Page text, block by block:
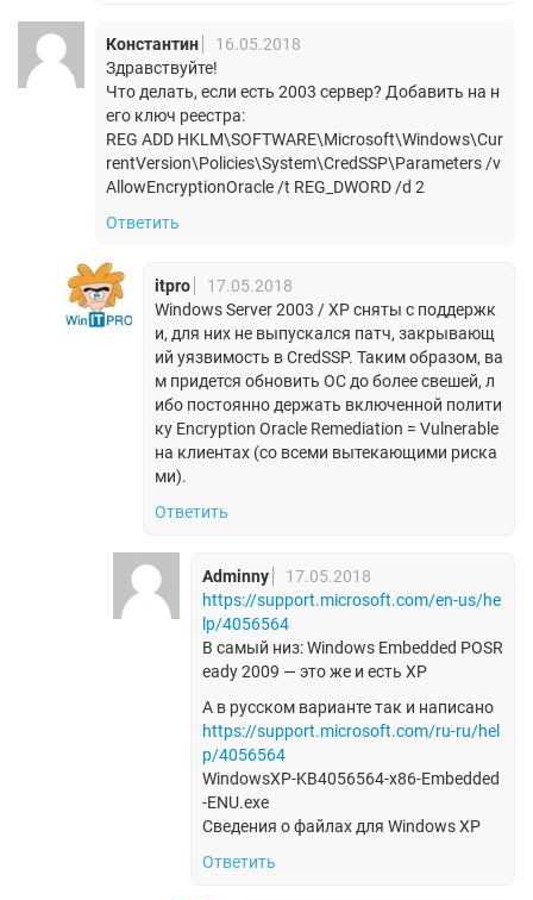
Константин
16.05.2018
Здравствуйте!
Что делать, если есть 2003 сервер? Добавить на н
его ключ реестра:
REG ADD HKLM\SOFTWARE\Microsoft\Windows\Cur
rentVersion\Policies\System\CredSSP\Parameters /v
AllowEncryptionOracle /t REG_DWORD /d 2
Ответить
itpro
17.05.2018
Windows Server 2003 / XP сняты с поддержк
и, для них не выпускался патч, закрывающ
ий уязвимость в CredSSP. Таким образом, ва
м придется обновить ОС до более свешей, л
ибо постоянно держать включенной полити
ку Encryption Oracle Remediation = Vulnerable
на клиентах (со всеми вытекающими риска
ми).
Ответить
Adminny
17.05.2018
https://support.microsoft.com/en-us/he
lp/4056564
В самый низ: Windows Embedded POSR
eady 2009 — это же и есть XP
А в русском варианте так и написано
https://support.microsoft.com/ru-ru/hel
p/4056564
WindowsXP-KB4056564-x86-Embedded
-ENU.exe
Сведения о файлах для Windows XP
Ответить